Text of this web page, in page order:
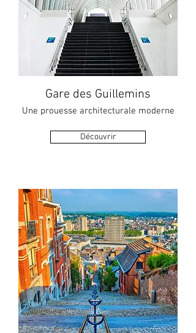
Gare des Guillemins
Une prouesse architecturale moderne
Découvrir